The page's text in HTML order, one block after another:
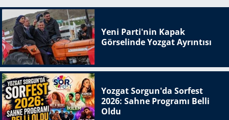
Yeni Parti'nin Kapak
Görselinde Yozgat Ayrıntısı
Yozgat Sorgun'da Sorfest
2026: Sahne Programı Belli
Oldu